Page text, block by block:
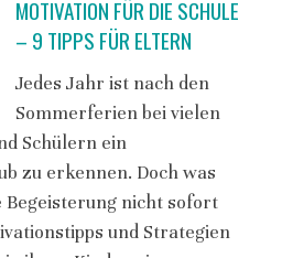
MOTIVATION FÜR DIE SCHULE
– 9 TIPPS FÜR ELTERN
Jedes Jahr ist nach den
Sommerferien bei vielen
Schülern ein
zu erkennen. Doch was
Begeisterung nicht sofort
und Strategien